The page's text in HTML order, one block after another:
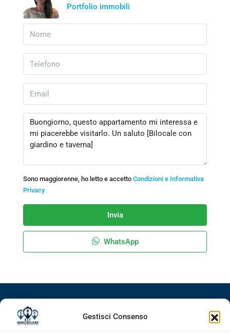
Gestisci Consenso
Portfolio immobili
Sono maggiorenne, ho letto e accetto Condizioni e Informativa
Privacy
Invia
WhatsApp